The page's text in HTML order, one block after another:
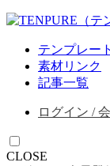
テンプレート
素材リンク
記事一覧
ログイン /
CLOSE